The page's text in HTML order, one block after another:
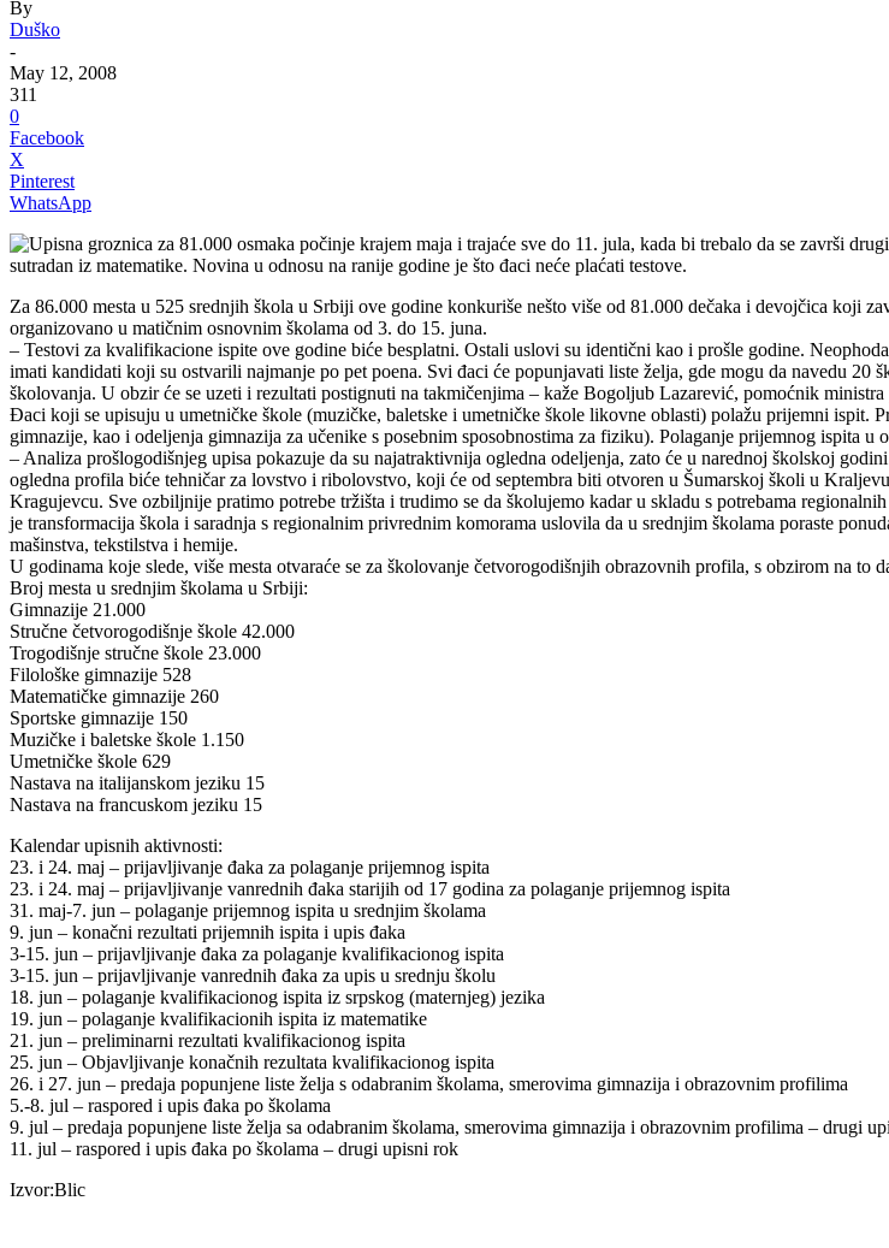
By
Duško
-
May 12, 2008
311
0
Facebook
X
Pinterest
WhatsApp
Upisna groznica za 81.000 osmaka počinje krajem maja i trajaće sve do 11. jula, kada bi trebalo da se završi
sutradan iz matematike. Novina u odnosu na ranije godine je što đaci neće plaćati testove.
Za 86.000 mesta u 525 srednjih škola u Srbiji ove godine konkuriše nešto više od 81.000 dečaka i devojčica koji
organizovano u matičnim osnovnim školama od 3. do 15. juna.
– Testovi za kvalifikacione ispite ove godine biće besplatni. Ostali uslovi su identični kao i prošle godine.
imati kandidati koji su ostvarili najmanje po pet poena. Svi đaci će popunjavati liste želja, gde mogu da navedu
školovanja. U obzir će se uzeti i rezultati postignuti na takmičenjima – kaže Bogoljub Lazarević, pomoćnik
Đaci koji se upisuju u umetničke škole (muzičke, baletske i umetničke škole likovne oblasti) polažu prijemni
gimnazije, kao i odeljenja gimnazija za učenike s posebnim sposobnostima za fiziku). Polaganje prijemnog ispita
– Analiza prošlogodišnjeg upisa pokazuje da su najatraktivnija ogledna odeljenja, zato će u narednoj školskoj
ogledna profila biće tehničar za lovstvo i ribolovstvo, koji će od septembra biti otvoren u Šumarskoj školi u
Kragujevcu. Sve ozbiljnije pratimo potrebe tržišta i trudimo se da školujemo kadar u skladu s potrebama
je transformacija škola i saradnja s regionalnim privrednim komorama uslovila da u srednjim školama poraste
mašinstva, tekstilstva i hemije.
U godinama koje slede, više mesta otvaraće se za školovanje četvorogodišnjih obrazovnih profila, s obzirom na to
Broj mesta u srednjim školama u Srbiji:
Gimnazije 21.000
Stručne četvorogodišnje škole 42.000
Trogodišnje stručne škole 23.000
Filološke gimnazije 528
Matematičke gimnazije 260
Sportske gimnazije 150
Muzičke i baletske škole 1.150
Umetničke škole 629
Nastava na italijanskom jeziku 15
Nastava na francuskom jeziku 15
Kalendar upisnih aktivnosti:
23. i 24. maj – prijavljivanje đaka za polaganje prijemnog ispita
23. i 24. maj – prijavljivanje vanrednih đaka starijih od 17 godina za polaganje prijemnog ispita
31. maj-7. jun – polaganje prijemnog ispita u srednjim školama
9. jun – konačni rezultati prijemnih ispita i upis đaka
3-15. jun – prijavljivanje đaka za polaganje kvalifikacionog ispita
3-15. jun – prijavljivanje vanrednih đaka za upis u srednju školu
18. jun – polaganje kvalifikacionog ispita iz srpskog (maternjeg) jezika
19. jun – polaganje kvalifikacionih ispita iz matematike
21. jun – preliminarni rezultati kvalifikacionog ispita
25. jun – Objavljivanje konačnih rezultata kvalifikacionog ispita
26. i 27. jun – predaja popunjene liste želja s odabranim školama, smerovima gimnazija i obrazovnim profilima
5.-8. jul – raspored i upis đaka po školama
9. jul – predaja popunjene liste želja sa odabranim školama, smerovima gimnazija i obrazovnim profilima – drugi
11. jul – raspored i upis đaka po školama – drugi upisni rok
Izvor:Blic